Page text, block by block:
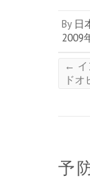
By 日
2009
←
ドオ
予